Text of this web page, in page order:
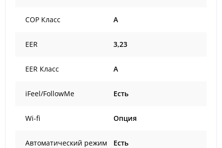
COP Класс A
EER 3,23
EER Класс A
iFeel/FollowMe Есть
Wi-fi Опция
Автоматический режим Есть